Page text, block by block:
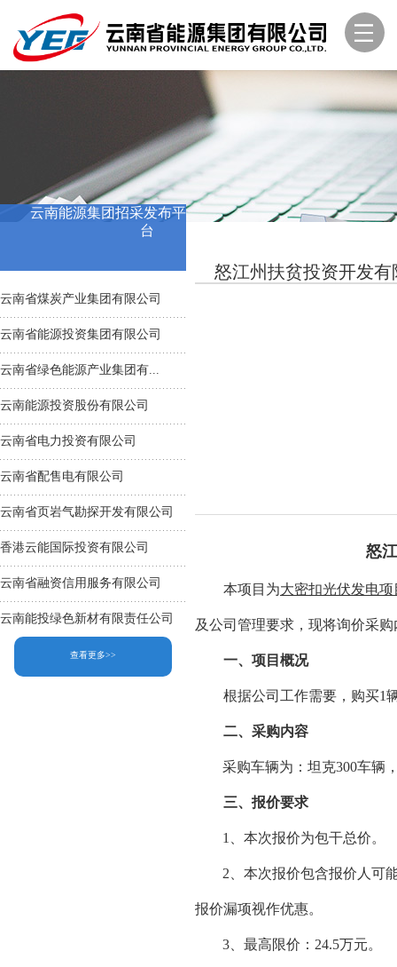
云南能源集团招采发布平
台
云南省煤炭产业集团有限公司
云南省能源投资集团有限公司
云南省绿色能源产业集团有...
云南能源投资股份有限公司
云南省电力投资有限公司
云南省配售电有限公司
云南省页岩气勘探开发有限公司
香港云能国际投资有限公司
云南省融资信用服务有限公司
云南能投绿色新材有限责任公司
查看更多>>
怒江州扶贫投资开发有
怒
本项目为大密扣光伏发电项
及公司管理要求 ，现将询价采
一、项目概况
根据公司工作需要，购买1
二、采购内容
采购车辆为：坦克300车辆
三、报价要求
1、本次报价为包干总价。
2、本次报价包含报价人可
报价漏项视作优惠。
3、最高限价：24.5万元。